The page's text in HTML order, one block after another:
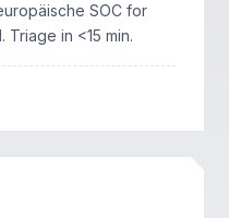
SOC for
in <15 min.